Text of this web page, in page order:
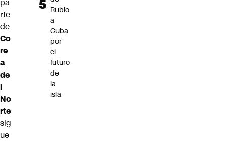
rte
de
Co
re
a
de
l
No
rte
sig
ue
Rubio
a
Cuba
por
el
futuro
de
la
isla